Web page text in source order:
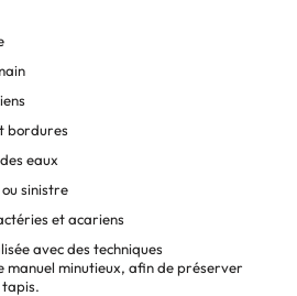
bordures
eaux
sinistre
et acariens
avec des techniques
manuel minutieux, afin de préserver
tapis.